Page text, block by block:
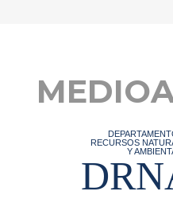
RECURSOS
Y